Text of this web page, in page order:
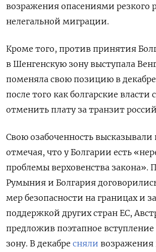
возражения опасениями резкого
нелегальной миграции.
Кроме того, против принятия
в Шенгенскую зону выступала
поменяла свою позицию в декабре
после того как болгарские власти
отменить плату за транзит
Свою озабоченность
отмечая, что у Болгарии есть
проблемы верховенства закона».
Румыния и Болгария
мер безопасности на границах и
поддержкой других стран ЕС,
предложив поэтапное
зону. В декабре сняли